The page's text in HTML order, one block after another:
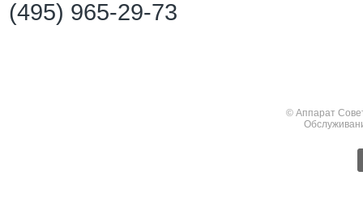
(495) 965-29-73
© Аппарат